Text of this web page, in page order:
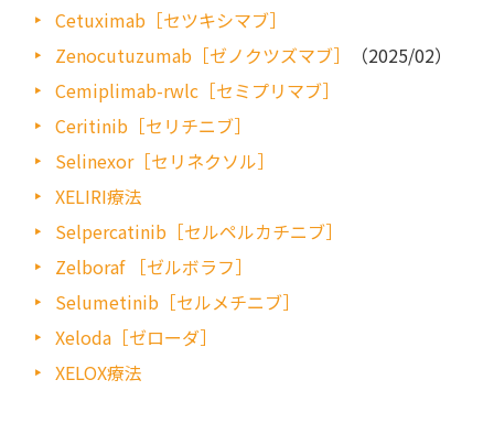
Cetuximab［セツキシマブ］
Zenocutuzumab［ゼノクツズマブ］
（2025/02）
Cemiplimab-rwlc［セミプリマブ］
Ceritinib［セリチニブ］
Selinexor［セリネクソル］
XELIRI療法
Selpercatinib［セルペルカチニブ］
Zelboraf ［ゼルボラフ］
Selumetinib［セルメチニブ］
Xeloda［ゼローダ］
XELOX療法